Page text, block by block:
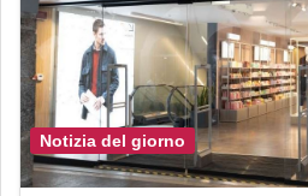
Notizia del giorno